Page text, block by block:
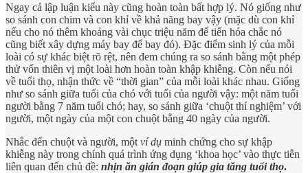
Ngay cả lập luận kiểu này cũng hoàn toàn bất hợp lý. Nó giống như
so sánh con chim và con khỉ về khả năng bay vậy (mặc dù con khỉ
nếu cho nó thêm khoảng vài chục triệu năm để tiến hóa chắc nó
cũng biết xây dựng máy bay để bay đó). Đặc điểm sinh lý của mỗi
loài có sự khác biệt rõ rệt, nên đem chúng ra so sánh bằng một phép
thử vốn thiên vị một loài hơn hoàn toàn khập khiễng. Còn nếu nói
về tuổi thọ, nhận thức về “thời gian” của mỗi loài khác nhau. Giống
như so sánh giữa tuổi của chó với tuổi của người vậy: một năm tuổi
người bằng 7 năm tuổi chó; hay, so sánh giữa ‘chuột thí nghiệm’ với
người, một ngày của một con chuột bằng 40 ngày của người.
Nhắc đến chuột và người, một ví dụ minh chứng cho sự khập
khiễng này trong chính quá trình ứng dụng ‘khoa học’ vào thực tiễn
liên quan đến chủ đề: nhịn ăn gián đoạn giúp gia tăng tuổi thọ.